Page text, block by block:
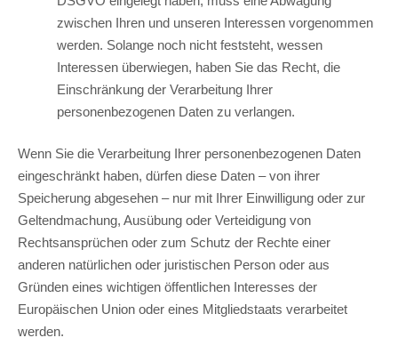
zwischen Ihren und unseren Interessen vorgenommen
werden. Solange noch nicht feststeht, wessen
Interessen überwiegen, haben Sie das Recht, die
Einschränkung der Verarbeitung Ihrer
personenbezogenen Daten zu verlangen.
Wenn Sie die Verarbeitung Ihrer personenbezogenen Daten
eingeschränkt haben, dürfen diese Daten – von ihrer
Speicherung abgesehen – nur mit Ihrer Einwilligung oder zur
Geltendmachung, Ausübung oder Verteidigung von
Rechtsansprüchen oder zum Schutz der Rechte einer
anderen natürlichen oder juristischen Person oder aus
Gründen eines wichtigen öffentlichen Interesses der
Europäischen Union oder eines Mitgliedstaats verarbeitet
werden.